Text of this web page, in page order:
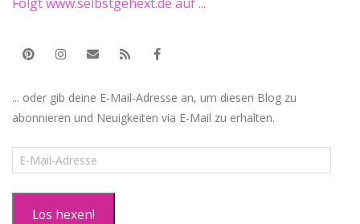
... oder gib deine E-Mail-Adresse an, um diesen Blog zu
abonnieren und Neuigkeiten via E-Mail zu erhalten.
E-
Mail-
Los hexen!